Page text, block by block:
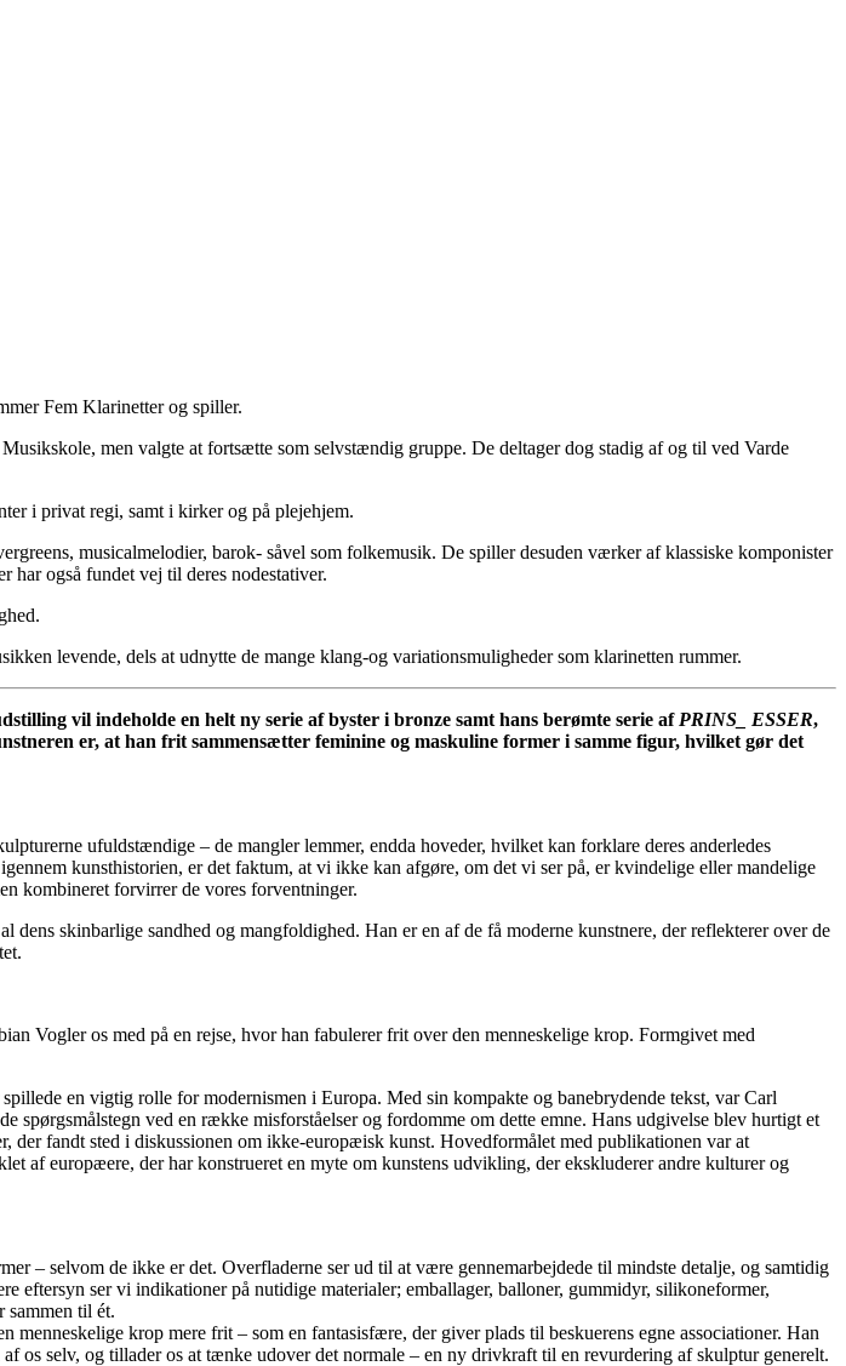
Fem Klarinetter og spiller.
men valgte at fortsætte som selvstændig gruppe. De deltager dog stadig af og til ved Varde
i privat regi, samt i kirker og på plejehjem.
musicalmelodier, barok- såvel som folkemusik. De spiller desuden værker af klassiske komponister
har også fundet vej til deres nodestativer.
levende, dels at udnytte de mange klang-og variationsmuligheder som klarinetten rummer.
vil indeholde en helt ny serie af byster i bronze samt hans berømte serie af PRINS_ ESSER,
er, at han frit sammensætter feminine og maskuline former i samme figur, hvilket gør det
ufuldstændige – de mangler lemmer, endda hoveder, hvilket kan forklare deres anderledes
kunsthistorien, er det faktum, at vi ikke kan afgøre, om det vi ser på, er kvindelige eller mandelige
kombineret forvirrer de vores forventninger.
dens skinbarlige sandhed og mangfoldighed. Han er en af de få moderne kunstnere, der reflekterer over de
Vogler os med på en rejse, hvor han fabulerer frit over den menneskelige krop. Formgivet med
en vigtig rolle for modernismen i Europa. Med sin kompakte og banebrydende tekst, var Carl
ved en række misforståelser og fordomme om dette emne. Hans udgivelse blev hurtigt et
der fandt sted i diskussionen om ikke-europæisk kunst. Hovedformålet med publikationen var at
af europæere, der har konstrueret en myte om kunstens udvikling, der ekskluderer andre kulturer og
– selvom de ikke er det. Overfladerne ser ud til at være gennemarbejdede til mindste detalje, og samtidig
ser vi indikationer på nutidige materialer; emballager, balloner, gummidyr, silikoneformer,
sammen til ét.
krop mere frit – som en fantasisfære, der giver plads til beskuerens egne associationer. Han
os selv, og tillader os at tænke udover det normale – en ny drivkraft til en revurdering af skulptur generelt.